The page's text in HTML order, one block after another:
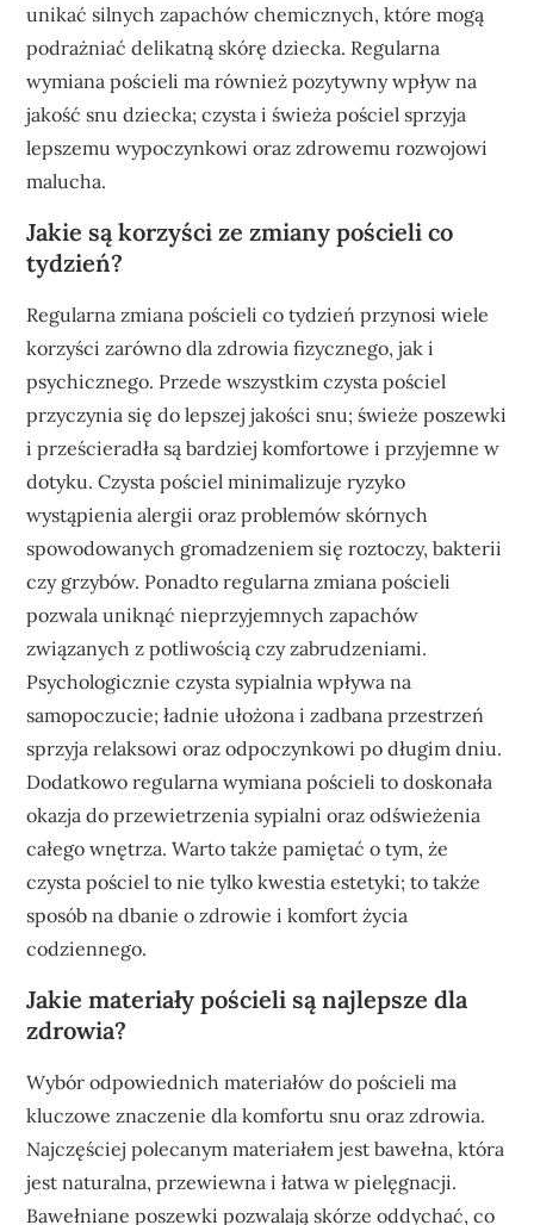
unikać silnych zapachów chemicznych, które mogą
podrażniać delikatną skórę dziecka. Regularna
wymiana pościeli ma również pozytywny wpływ na
jakość snu dziecka; czysta i świeża pościel sprzyja
lepszemu wypoczynkowi oraz zdrowemu rozwojowi
malucha.
Jakie są korzyści ze zmiany pościeli co
tydzień?
Regularna zmiana pościeli co tydzień przynosi wiele
korzyści zarówno dla zdrowia fizycznego, jak i
psychicznego. Przede wszystkim czysta pościel
przyczynia się do lepszej jakości snu; świeże poszewki
i prześcieradła są bardziej komfortowe i przyjemne w
dotyku. Czysta pościel minimalizuje ryzyko
wystąpienia alergii oraz problemów skórnych
spowodowanych gromadzeniem się roztoczy, bakterii
czy grzybów. Ponadto regularna zmiana pościeli
pozwala uniknąć nieprzyjemnych zapachów
związanych z potliwością czy zabrudzeniami.
Psychologicznie czysta sypialnia wpływa na
samopoczucie; ładnie ułożona i zadbana przestrzeń
sprzyja relaksowi oraz odpoczynkowi po długim dniu.
Dodatkowo regularna wymiana pościeli to doskonała
okazja do przewietrzenia sypialni oraz odświeżenia
całego wnętrza. Warto także pamiętać o tym, że
czysta pościel to nie tylko kwestia estetyki; to także
sposób na dbanie o zdrowie i komfort życia
codziennego.
Jakie materiały pościeli są najlepsze dla
zdrowia?
Wybór odpowiednich materiałów do pościeli ma
kluczowe znaczenie dla komfortu snu oraz zdrowia.
Najczęściej polecanym materiałem jest bawełna, która
jest naturalna, przewiewna i łatwa w pielęgnacji.
Bawełniane poszewki pozwalają skórze oddychać, co